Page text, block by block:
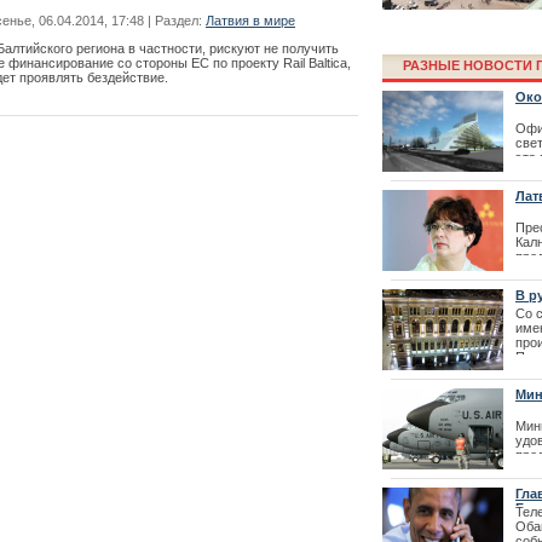
06.04.2014, 17:48 | Раздел: Латвия в мире
региона в частности, рискуют не получить
финансирование со стороны ЕС по проекту Rail Baltica,
проявлять бездействие.
Фестиваль
перенесен
Как получить
РАЗНЫЕ НОВОСТИ
эта
|
|
В
Со
|